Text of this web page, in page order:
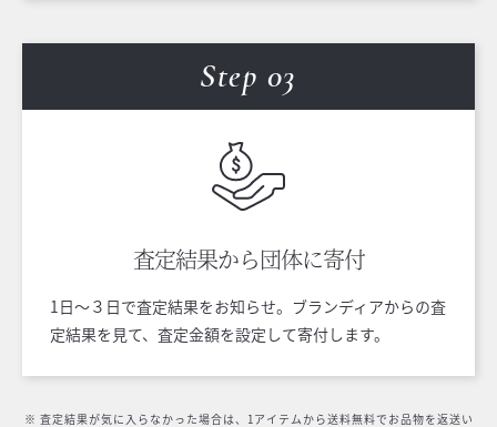
Step 03
査定結果から団体に寄付
1日〜３日で査定結果をお知らせ。ブランディアからの査
定結果を見て、査定金額を設定して寄付します。
※ 査定結果が気に入らなかった場合は、1アイテムから送料無料でお品物を返送い